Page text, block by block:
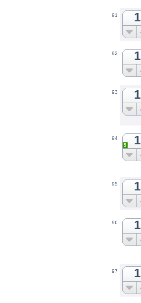
91 1
92 1
93 1
94 1
5
95 1
96 1
97 1